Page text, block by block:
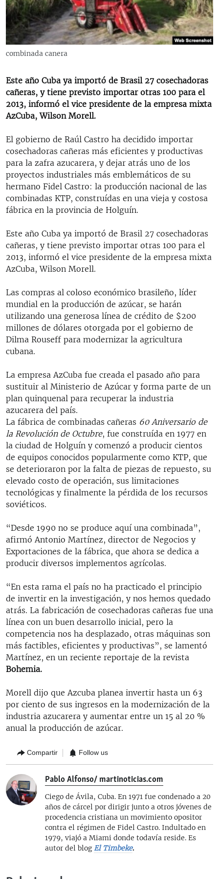
RADIO MARTÍ
ESPECIALES
ESPECIALES
SER VIEJO EN CUBA
KENTU-CUBANO
LOS SANTOS DE HIALEAH
LA INVASIÓN DE RUSIA A UCRANIA
MULTIMEDIA
SÍGUENOS
combinada canera
Este año Cuba ya importó de Brasil 27 cosechadoras
cañeras, y tiene previsto importar otras 100 para el
2013, informó el vice presidente de la empresa mixta
AzCuba, Wilson Morell.
El gobierno de Raúl Castro ha decidido importar
cosechadoras cañeras más eficientes y productivas
para la zafra azucarera, y dejar atrás uno de los
proyectos industriales más emblemáticos de su
hermano Fidel Castro: la producción nacional de las
combinadas KTP, construídas en una vieja y costosa
fábrica en la provincia de Holguín.
Este año Cuba ya importó de Brasil 27 cosechadoras
cañeras, y tiene previsto importar otras 100 para el
2013, informó el vice presidente de la empresa mixta
AzCuba, Wilson Morell.
Las compras al coloso económico brasileño, líder
mundial en la producción de azúcar, se harán
utilizando una generosa línea de crédito de $200
millones de dólares otorgada por el gobierno de
Dilma Rouseff para modernizar la agricultura
cubana.
La empresa AzCuba fue creada el pasado año para
sustituir al Ministerio de Azúcar y forma parte de un
plan quinquenal para recuperar la industria
azucarera del país.
La fábrica de combinadas cañeras 60 Aniversario de
la Revolución de Octubre, fue construída en 1977 en
la ciudad de Holguín y comenzó a producir cientos
de equipos conocidos popularmente como KTP, que
se deterioraron por la falta de piezas de repuesto, su
elevado costo de operación, sus limitaciones
tecnológicas y finalmente la pérdida de los recursos
soviéticos.
“Desde 1990 no se produce aquí una combinada”,
afirmó Antonio Martínez, director de Negocios y
Exportaciones de la fábrica, que ahora se dedica a
producir diversos implementos agrícolas.
“En esta rama el país no ha practicado el principio
de invertir en la investigación, y nos hemos quedado
atrás. La fabricación de cosechadoras cañeras fue una
línea con un buen desarrollo inicial, pero la
competencia nos ha desplazado, otras máquinas son
más factibles, eficientes y productivas”, se lamentó
Martínez, en un reciente reportaje de la revista
Bohemia.
Morell dijo que Azcuba planea invertir hasta un 63
por ciento de sus ingresos en la modernización de la
industria azucarera y aumentar entre un 15 al 20 %
anual la producción de azúcar.
Compartir Follow us
Pablo Alfonso/ martinoticias.com
Ciego de Ávila, Cuba. En 1971 fue condenado a 20
años de cárcel por dirigir junto a otros jóvenes de
procedencia cristiana un movimiento opositor
contra el régimen de Fidel Castro. Indultado en
1979, viajó a Miami donde todavía reside. Es
autor del blog El Timbeke.